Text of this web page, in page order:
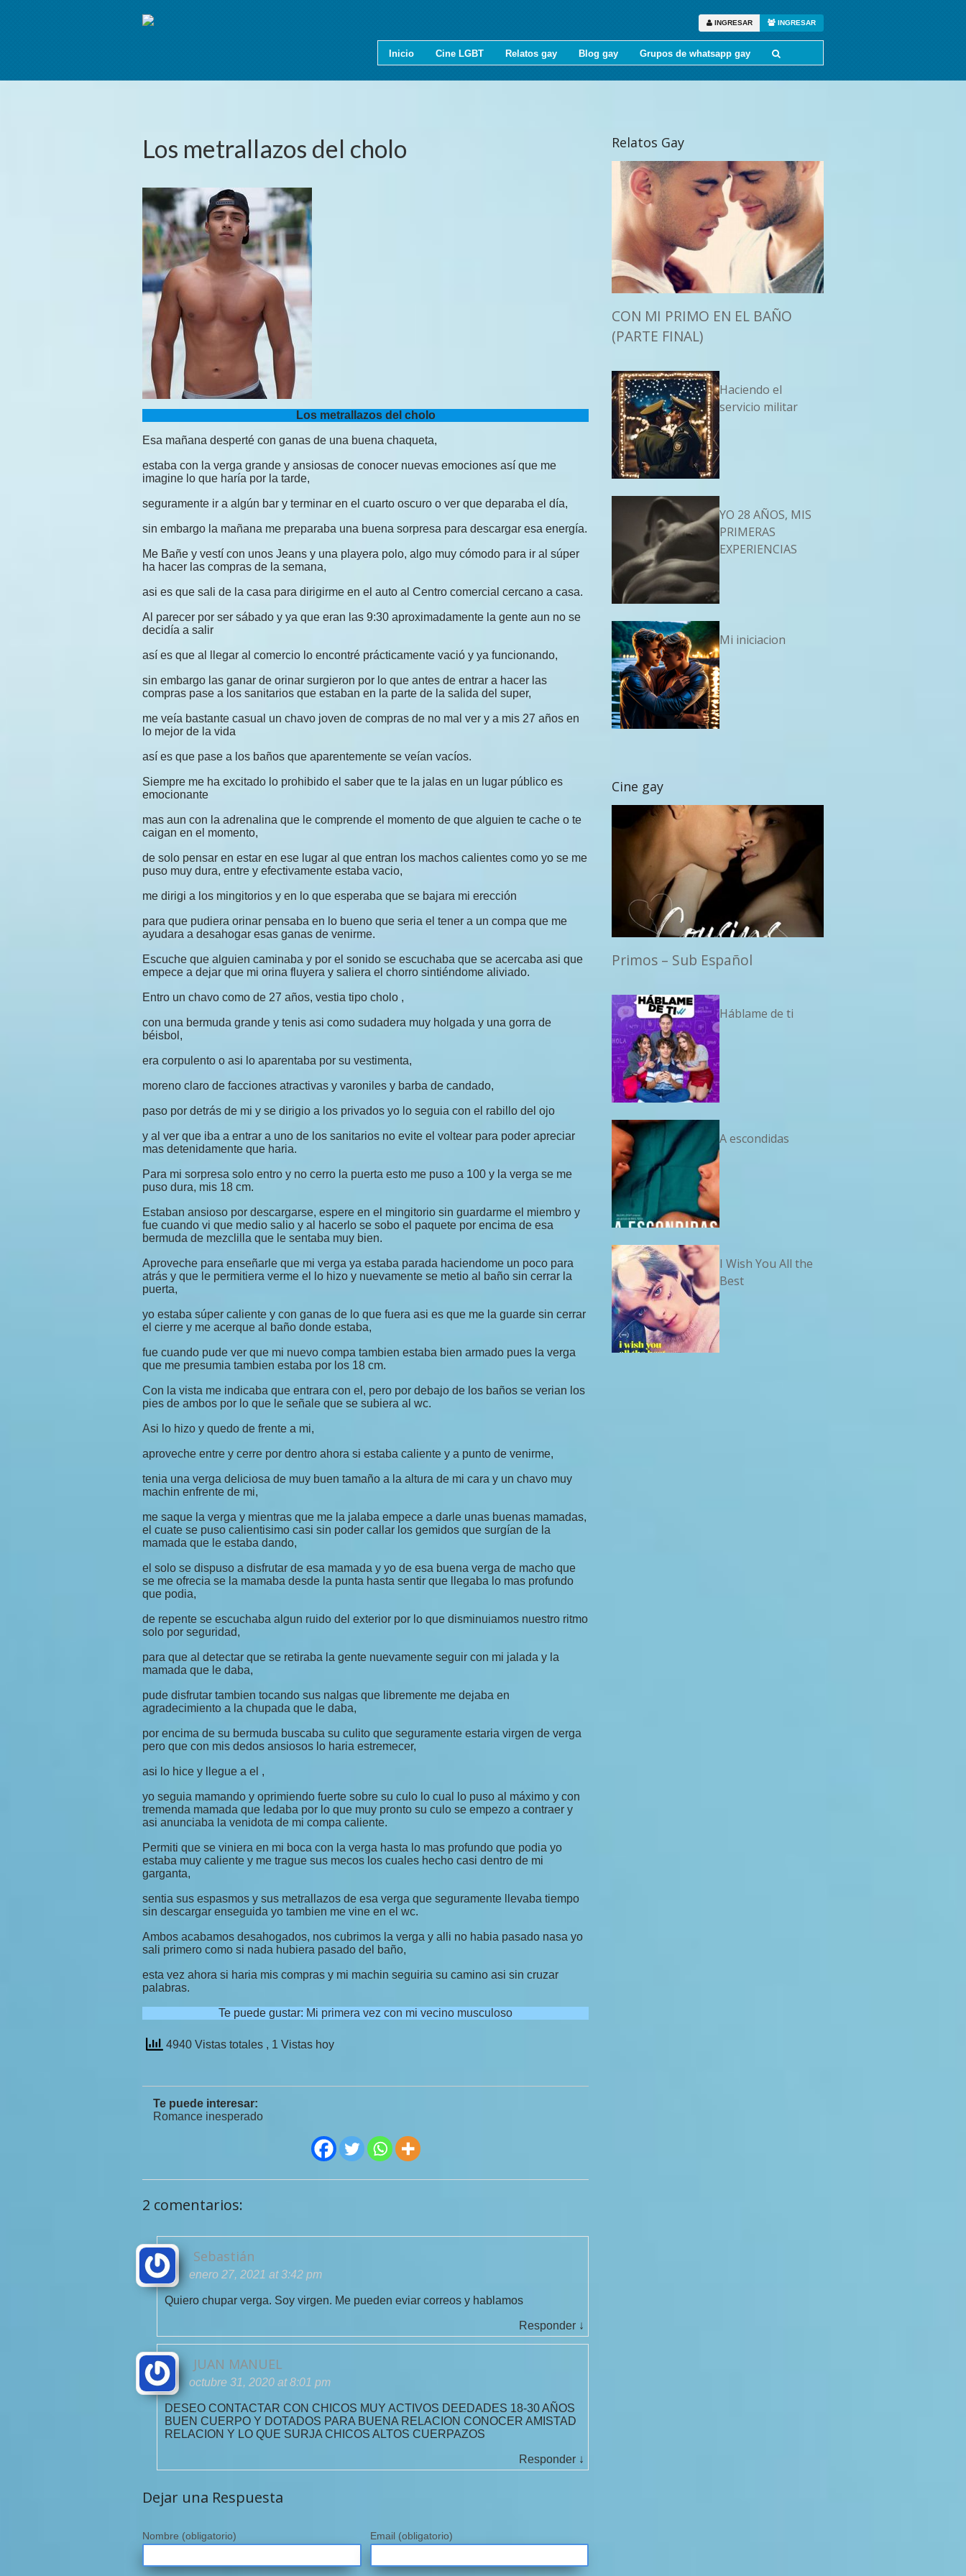
INGRESAR INGRESAR
Inicio Cine LGBT Relatos gay Blog gay Grupos de whatsapp gay
Los metrallazos del cholo
Los metrallazos del cholo
Esa mañana desperté con ganas de una buena chaqueta,
estaba con la verga grande y ansiosas de conocer nuevas emociones así que me
imagine lo que haría por la tarde,
seguramente ir a algún bar y terminar en el cuarto oscuro o ver que deparaba el día,
sin embargo la mañana me preparaba una buena sorpresa para descargar esa energía.
Me Bañe y vestí con unos Jeans y una playera polo, algo muy cómodo para ir al súper
ha hacer las compras de la semana,
asi es que sali de la casa para dirigirme en el auto al Centro comercial cercano a casa.
Al parecer por ser sábado y ya que eran las 9:30 aproximadamente la gente aun no se
decidía a salir
así es que al llegar al comercio lo encontré prácticamente vació y ya funcionando,
sin embargo las ganar de orinar surgieron por lo que antes de entrar a hacer las
compras pase a los sanitarios que estaban en la parte de la salida del super,
me veía bastante casual un chavo joven de compras de no mal ver y a mis 27 años en
lo mejor de la vida
así es que pase a los baños que aparentemente se veían vacíos.
Siempre me ha excitado lo prohibido el saber que te la jalas en un lugar público es
emocionante
mas aun con la adrenalina que le comprende el momento de que alguien te cache o te
caigan en el momento,
de solo pensar en estar en ese lugar al que entran los machos calientes como yo se me
puso muy dura, entre y efectivamente estaba vacio,
me dirigi a los mingitorios y en lo que esperaba que se bajara mi erección
para que pudiera orinar pensaba en lo bueno que seria el tener a un compa que me
ayudara a desahogar esas ganas de venirme.
Escuche que alguien caminaba y por el sonido se escuchaba que se acercaba asi que
empece a dejar que mi orina fluyera y saliera el chorro sintiéndome aliviado.
Entro un chavo como de 27 años, vestia tipo cholo ,
con una bermuda grande y tenis asi como sudadera muy holgada y una gorra de
béisbol,
era corpulento o asi lo aparentaba por su vestimenta,
moreno claro de facciones atractivas y varoniles y barba de candado,
paso por detrás de mi y se dirigio a los privados yo lo seguia con el rabillo del ojo
y al ver que iba a entrar a uno de los sanitarios no evite el voltear para poder apreciar
mas detenidamente que haria.
Para mi sorpresa solo entro y no cerro la puerta esto me puso a 100 y la verga se me
puso dura, mis 18 cm.
Estaban ansioso por descargarse, espere en el mingitorio sin guardarme el miembro y
fue cuando vi que medio salio y al hacerlo se sobo el paquete por encima de esa
bermuda de mezclilla que le sentaba muy bien.
Aproveche para enseñarle que mi verga ya estaba parada haciendome un poco para
atrás y que le permitiera verme el lo hizo y nuevamente se metio al baño sin cerrar la
puerta,
yo estaba súper caliente y con ganas de lo que fuera asi es que me la guarde sin cerrar
el cierre y me acerque al baño donde estaba,
fue cuando pude ver que mi nuevo compa tambien estaba bien armado pues la verga
que me presumia tambien estaba por los 18 cm.
Con la vista me indicaba que entrara con el, pero por debajo de los baños se verian los
pies de ambos por lo que le señale que se subiera al wc.
Asi lo hizo y quedo de frente a mi,
aproveche entre y cerre por dentro ahora si estaba caliente y a punto de venirme,
tenia una verga deliciosa de muy buen tamaño a la altura de mi cara y un chavo muy
machin enfrente de mi,
me saque la verga y mientras que me la jalaba empece a darle unas buenas mamadas,
el cuate se puso calientisimo casi sin poder callar los gemidos que surgían de la
mamada que le estaba dando,
el solo se dispuso a disfrutar de esa mamada y yo de esa buena verga de macho que
se me ofrecia se la mamaba desde la punta hasta sentir que llegaba lo mas profundo
que podia,
de repente se escuchaba algun ruido del exterior por lo que disminuiamos nuestro ritmo
solo por seguridad,
para que al detectar que se retiraba la gente nuevamente seguir con mi jalada y la
mamada que le daba,
pude disfrutar tambien tocando sus nalgas que libremente me dejaba en
agradecimiento a la chupada que le daba,
por encima de su bermuda buscaba su culito que seguramente estaria virgen de verga
pero que con mis dedos ansiosos lo haria estremecer,
asi lo hice y llegue a el ,
yo seguia mamando y oprimiendo fuerte sobre su culo lo cual lo puso al máximo y con
tremenda mamada que ledaba por lo que muy pronto su culo se empezo a contraer y
asi anunciaba la venidota de mi compa caliente.
Permiti que se viniera en mi boca con la verga hasta lo mas profundo que podia yo
estaba muy caliente y me trague sus mecos los cuales hecho casi dentro de mi
garganta,
sentia sus espasmos y sus metrallazos de esa verga que seguramente llevaba tiempo
sin descargar enseguida yo tambien me vine en el wc.
Ambos acabamos desahogados, nos cubrimos la verga y alli no habia pasado nasa yo
sali primero como si nada hubiera pasado del baño,
esta vez ahora si haria mis compras y mi machin seguiria su camino asi sin cruzar
palabras.
Te puede gustar: Mi primera vez con mi vecino musculoso
4940 Vistas totales , 1 Vistas hoy
Te puede interesar:
Romance inesperado
2 comentarios:
Sebastián
enero 27, 2021 at 3:42 pm
Quiero chupar verga. Soy virgen. Me pueden eviar correos y hablamos
Responder ↓
JUAN MANUEL
octubre 31, 2020 at 8:01 pm
DESEO CONTACTAR CON CHICOS MUY ACTIVOS DEEDADES 18-30 AÑOS
BUEN CUERPO Y DOTADOS PARA BUENA RELACION CONOCER AMISTAD
RELACION Y LO QUE SURJA CHICOS ALTOS CUERPAZOS
Responder ↓
Dejar una Respuesta
Nombre (obligatorio) Email (obligatorio)
Relatos Gay
CON MI PRIMO EN EL BAÑO
(PARTE FINAL)
Haciendo el
servicio militar
YO 28 AÑOS, MIS
PRIMERAS
EXPERIENCIAS
Mi iniciacion
Cine gay
Primos – Sub Español
Háblame de ti
A escondidas
I Wish You All the
Best